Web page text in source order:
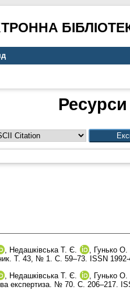
, Недашківська Т. Є. , Гунько
Т. 43, № 1. С. 59–73. ISSN
, Недашківська Т. Є. , Гунько
експертиза. № 70. С. 206–217.